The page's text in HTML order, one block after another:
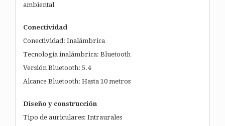
ambiental
Conectividad
Conectividad: Inalámbrica
Tecnología inalámbrica: Bluetooth
Versión Bluetooth: 5.4
Alcance Bluetooth: Hasta 10 metros
Diseño y construcción
Tipo de auriculares: Intraurales